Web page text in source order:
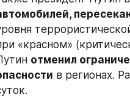
«красном»
отменил
в регионах.